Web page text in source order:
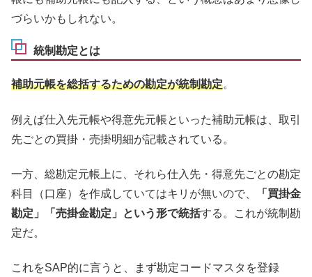
づらいかもしれない。
統制勘定とは
補助元帳を総括するための勘定が統制勘定。
例えば仕入先元帳や得意先元帳といった補助元帳は、取引
先ごとの買掛・売掛明細が記載されている。
一方、総勘定元帳上に、それら仕入先・得意先ごとの勘定
科目（口座）を作成していてはキリが無いので、
「買掛金
勘定」「売掛金勘定」という形で統括する。これが統制勘
定だ。
これをSAP的に言うと、まず勘定コードマスタを登録